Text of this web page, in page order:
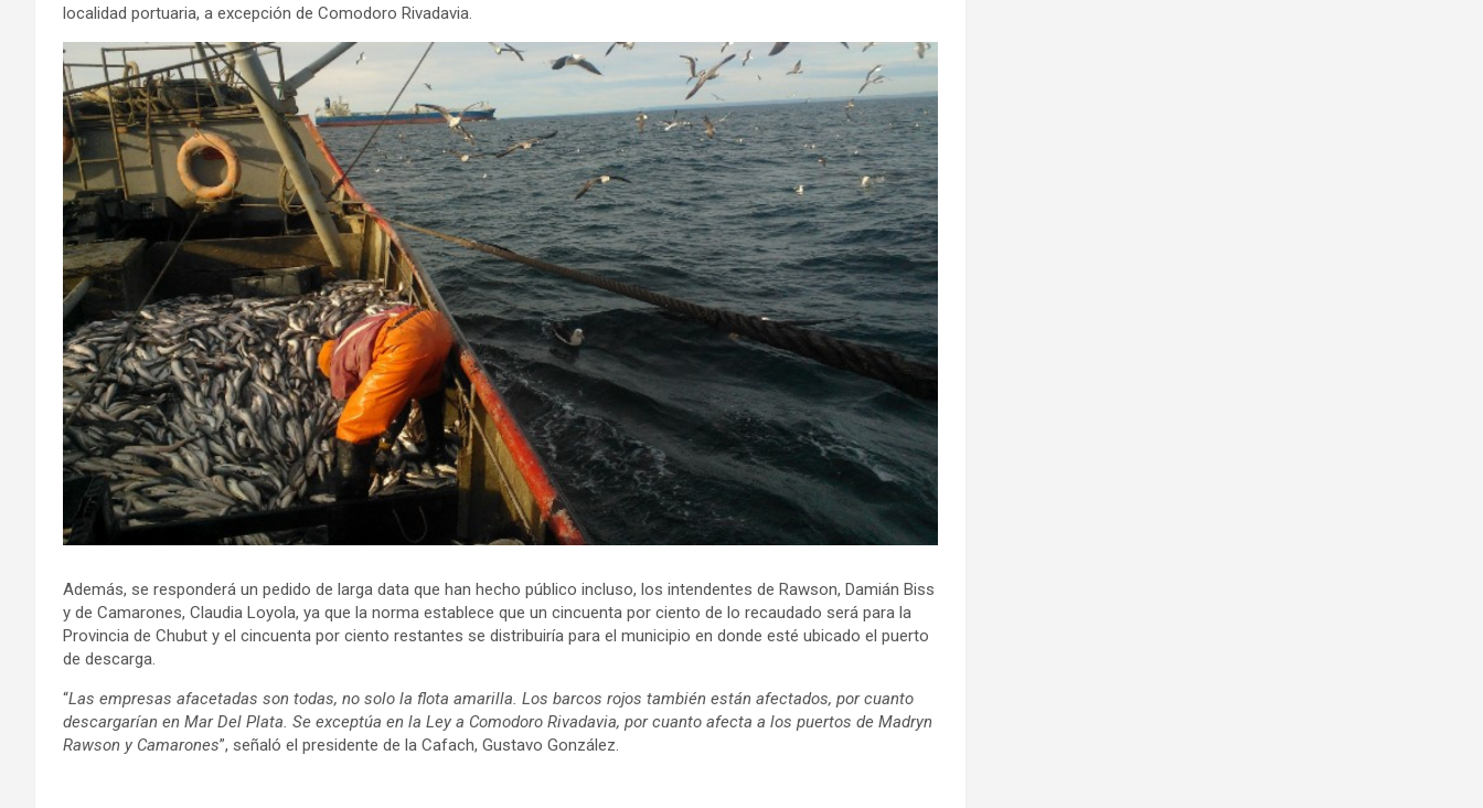
localidad portuaria, a excepción de Comodoro Rivadavia.
Además, se responderá un pedido de larga data que han hecho público incluso, los intendentes de Rawson, Damián Biss
y de Camarones, Claudia Loyola, ya que la norma establece que un cincuenta por ciento de lo recaudado será para la
Provincia de Chubut y el cincuenta por ciento restantes se distribuiría para el municipio en donde esté ubicado el puerto
de descarga.
“Las empresas afacetadas son todas, no solo la flota amarilla. Los barcos rojos también están afectados, por cuanto
descargarían en Mar Del Plata. Se exceptúa en la Ley a Comodoro Rivadavia, por cuanto afecta a los puertos de Madryn
Rawson y Camarones”, señaló el presidente de la Cafach, Gustavo González.